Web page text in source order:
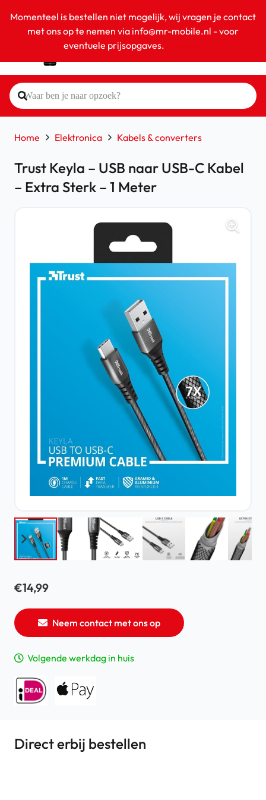
Momenteel is bestellen niet mogelijk, wij vragen je contact
met ons op te nemen via info@mr-mobile.nl - voor
eventuele prijsopgaves.
Home Elektronica Kabels & converters
Trust Keyla – USB naar USB-C Kabel
– Extra Sterk – 1 Meter
€14,99
Neem contact met ons op
Volgende werkdag in huis
Direct erbij bestellen